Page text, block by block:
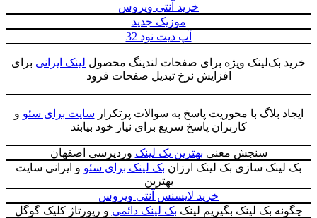
خرید آنتی ویروس
موزیک جدید
آپ دیت نود 32
خرید بک‌لینک ویژه برای صفحات لندینگ محصول لینک ایرانی برای
افزایش نرخ تبدیل صفحات فرود
ایجاد بلاگ با محوریت پاسخ به سوالات پرتکرار سایت برای سئو و
کاربران پاسخ سریع برای نیاز خود بیابند
سنجش معنی بهترین بک لینک وردپرسی اصفهان
بک لینک سازی بک لینک ارزان بک لینک برای سئو و ایرانی سایت
بهترین
خرید لایسنس آنتی ویروس
چگونه بک لینک بگیریم لینک بک لینک دائمی و رپورتاژ کلیک گوگل